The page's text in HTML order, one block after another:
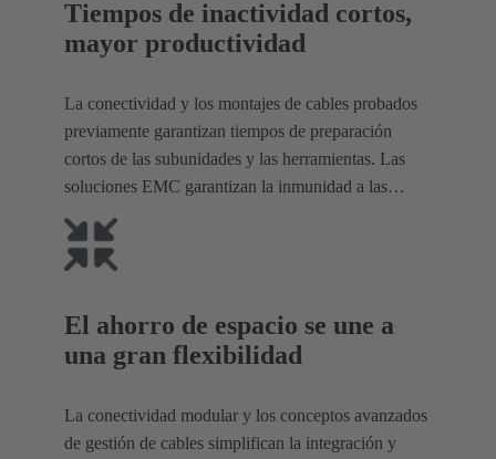
Tiempos de inactividad cortos,
mayor productividad
La conectividad y los montajes de cables probados
previamente garantizan tiempos de preparación
cortos de las subunidades y las herramientas. Las
soluciones EMC garantizan la inmunidad a las
interferencias electromagnéticas.
El ahorro de espacio se une a
una gran flexibilidad
La conectividad modular y los conceptos avanzados
de gestión de cables simplifican la integración y